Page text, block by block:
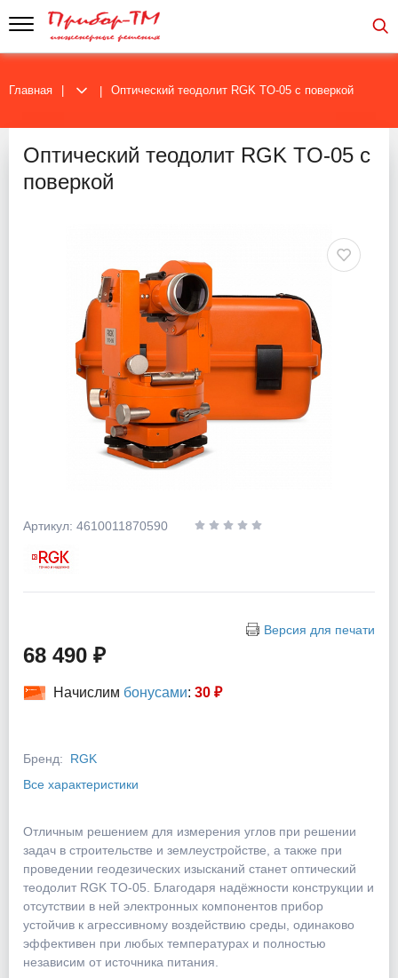
Главная Оптический теодолит RGK TO-05 с поверкой
Оптический теодолит RGK TO-05 с
поверкой
Артикул: 4610011870590
Версия для печати
68 490 ₽
Начислим бонусами: 30 ₽
Бренд:
RGK
Все характеристики
Отличным решением для измерения углов при решении
задач в строительстве и землеустройстве, а также при
проведении геодезических изысканий станет оптический
теодолит RGK TO-05. Благодаря надёжности конструкции и
отсутствии в ней электронных компонентов прибор
устойчив к агрессивному воздействию среды, одинаково
эффективен при любых температурах и полностью
независим от источника питания.